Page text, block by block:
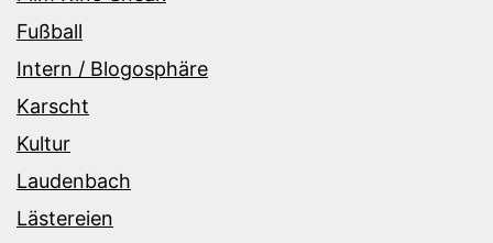
Fußball
Intern / Blogosphäre
Karscht
Kultur
Laudenbach
Lästereien